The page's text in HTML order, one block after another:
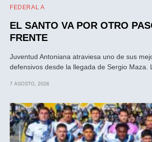
FEDERAL A
EL SANTO VA POR OTRO
FRENTE
Juventud Antoniana atraviesa uno de sus
defensivos desde la llegada de Sergio Maza.
7 AGOSTO, 2026